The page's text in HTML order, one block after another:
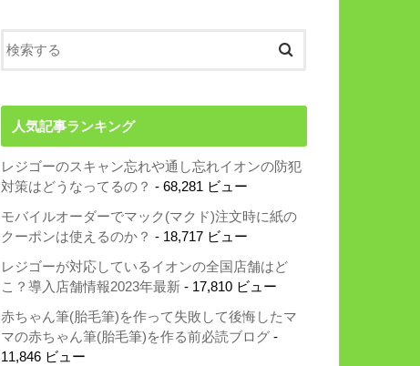
人気記事ランキング
レジゴーのスキャン忘れや通し忘れイオンの防犯
対策はどうなってるの？ - 68,281 ビュー
モバイルオーダーでマック(マクド)注文時に紙の
クーポンは使えるのか？ - 18,717 ビュー
レジゴーが対応しているイオンの全国店舗はど
こ？導入店舗情報2023年最新 - 17,810 ビュー
赤ちゃん筆(胎毛筆)を作って失敗して後悔したマ
マの赤ちゃん筆(胎毛筆)を作る前必読ブログ -
11,846 ビュー